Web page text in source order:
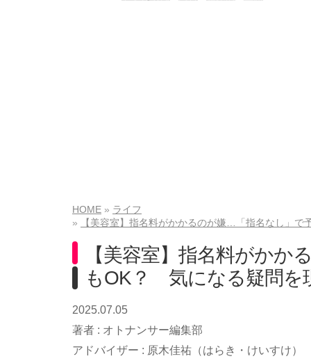
HOME
ライフ
【美容室】指名料がかかるのが嫌…「指名なし」
【美容室】指名料がか
もOK？ 気になる疑問を
2025.07.05
著者 : オトナンサー編集部
アドバイザー : 原木佳祐（はらき・けいすけ）